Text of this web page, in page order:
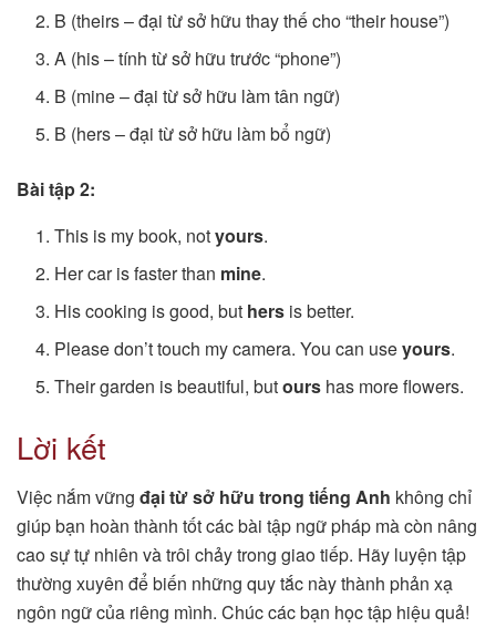
B (theirs – đại từ sở hữu thay thế cho “their house”)
A (his – tính từ sở hữu trước “phone”)
B (mine – đại từ sở hữu làm tân ngữ)
B (hers – đại từ sở hữu làm bổ ngữ)
Bài tập 2:
This is my book, notyours.
Her car is faster than mine.
His cooking is good, but hers is better.
Please don’t touch my camera. You can useyours.
Their garden is beautiful, butours has more flowers.
Lời kết
Việc nắm vững đại từ sở hữu trong tiếng Anh không chỉ
giúp bạn hoàn thành tốt các bài tập ngữ pháp mà còn nâng
cao sự tự nhiên và trôi chảy trong giao tiếp. Hãy luyện tập
thường xuyên để biến những quy tắc này thành phản xạ
ngôn ngữ của riêng mình. Chúc các bạn học tập hiệu quả!